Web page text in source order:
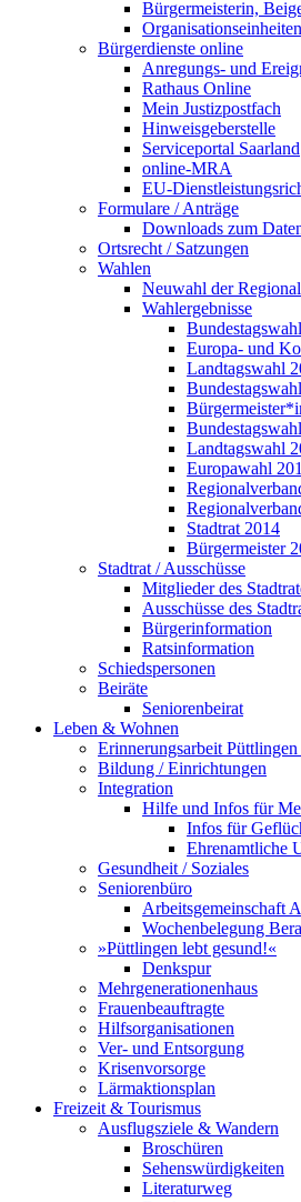
Bürgermeisterin,
Bürgerdienste online
Anregungs- und
Rathaus Online
Mein Justizpostfach
Hinweisgeberstelle
Serviceportal Saarland
online-MRA
EU-
Formulare / Anträge
Downloads zum
Ortsrecht / Satzungen
Wahlen
Neuwahl der
Wahlergebnisse
Europa- und
Landtagswahl
Landtagswahl
Europawahl
Stadtrat 2014
Bürgermeister
Stadtrat / Ausschüsse
Mitglieder des
Ausschüsse des
Bürgerinformation
Ratsinformation
Schiedspersonen
Beiräte
Seniorenbeirat
Leben & Wohnen
Erinnerungsarbeit
Bildung / Einrichtungen
Integration
Hilfe und Infos für
Infos für
Ehrenamtliche
Gesundheit / Soziales
Seniorenbüro
Arbeitsgemeinschaft
Wochenbelegung
»Püttlingen lebt gesund!«
Denkspur
Mehrgenerationenhaus
Frauenbeauftragte
Hilfsorganisationen
Ver- und Entsorgung
Krisenvorsorge
Lärmaktionsplan
Freizeit & Tourismus
Ausflugsziele & Wandern
Broschüren
Sehenswürdigkeiten
Literaturweg